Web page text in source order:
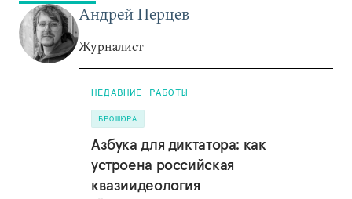
Андрей Перцев
Журналист
НЕДАВНИЕ РАБОТЫ
БРОШЮРА
Азбука для диктатора: как
устроена российская
квазиидеология